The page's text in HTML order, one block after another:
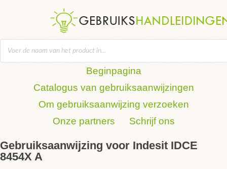
Beginpagina
Catalogus van gebruiksaanwijzingen
Om gebruiksaanwijzing verzoeken
Onze partners
Schrijf ons
Gebruiksaanwijzing voor Indesit IDCE
8454X A